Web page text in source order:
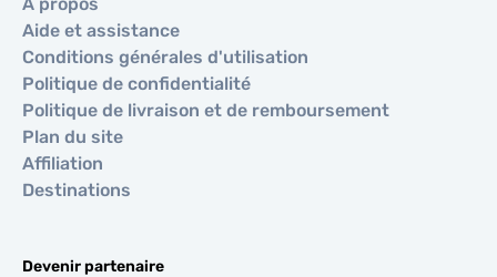
Aide et assistance
Conditions générales d'utilisation
Politique de confidentialité
Politique de livraison et de remboursement
Plan du site
Affiliation
Destinations
Devenir partenaire